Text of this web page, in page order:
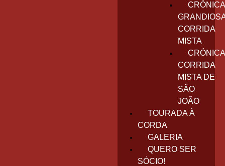
CRÓNICA
CORRIDA
MISTA
CRÓNICA
CORRIDA
MISTA DE
SÃO
JOÃO
TOURADA À
CORDA
GALERIA
QUERO SER
SÓCIO!